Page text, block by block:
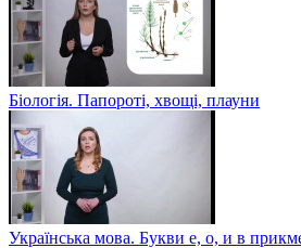
Біологія. Папороті, хвощі, плауни
Українська мова. Букви е, о, и в